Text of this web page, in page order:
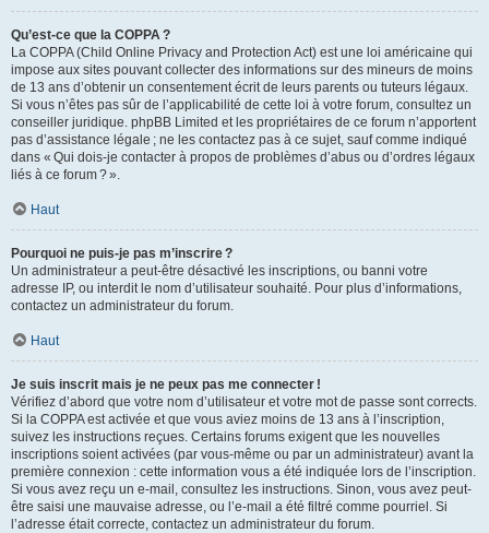
Qu’est-ce que la COPPA ?
La COPPA (Child Online Privacy and Protection Act) est une loi américaine qui
impose aux sites pouvant collecter des informations sur des mineurs de moins
de 13 ans d’obtenir un consentement écrit de leurs parents ou tuteurs légaux.
Si vous n’êtes pas sûr de l’applicabilité de cette loi à votre forum, consultez un
conseiller juridique. phpBB Limited et les propriétaires de ce forum n’apportent
pas d’assistance légale ; ne les contactez pas à ce sujet, sauf comme indiqué
dans « Qui dois-je contacter à propos de problèmes d’abus ou d’ordres légaux
liés à ce forum ? ».
Haut
Pourquoi ne puis-je pas m’inscrire ?
Un administrateur a peut-être désactivé les inscriptions, ou banni votre
adresse IP, ou interdit le nom d’utilisateur souhaité. Pour plus d’informations,
contactez un administrateur du forum.
Haut
Je suis inscrit mais je ne peux pas me connecter !
Vérifiez d’abord que votre nom d’utilisateur et votre mot de passe sont corrects.
Si la COPPA est activée et que vous aviez moins de 13 ans à l’inscription,
suivez les instructions reçues. Certains forums exigent que les nouvelles
inscriptions soient activées (par vous-même ou par un administrateur) avant la
première connexion : cette information vous a été indiquée lors de l’inscription.
Si vous avez reçu un e-mail, consultez les instructions. Sinon, vous avez peut-
être saisi une mauvaise adresse, ou l’e-mail a été filtré comme pourriel. Si
l’adresse était correcte, contactez un administrateur du forum.